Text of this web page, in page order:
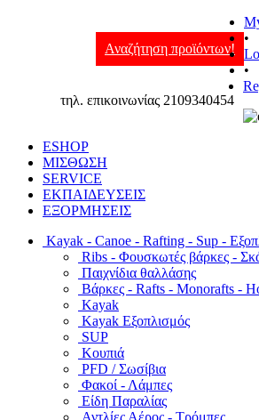
Αναζήτηση προϊόντων!
τηλ. επικοινωνίας 2109340454
•
•
ESHOP
ΜΙΣΘΩΣΗ
SERVICE
ΕΚΠΑΙΔΕΥΣΕΙΣ
ΕΞΟΡΜΗΣΕΙΣ
Kayak - Canoe - Rafting - Sup -
Ribs - Φουσκωτές βάρκες -
Παιχνίδια θαλλάσης
Βάρκες - Rafts - Monorafts -
Kayak
Kayak Εξοπλισμός
SUP
Κουπιά
PFD / Σωσίβια
Φακοί - Λάμπες
Είδη Παραλίας
Αντλίες Αέρος - Τρόμπες